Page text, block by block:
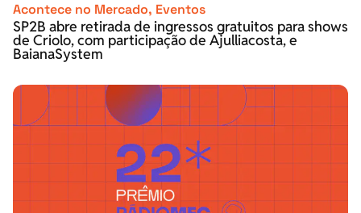
Acontece no Mercado, Eventos
SP2B abre retirada de ingressos gratuitos para shows
de Criolo, com participação de Ajulliacosta, e
BaianaSystem